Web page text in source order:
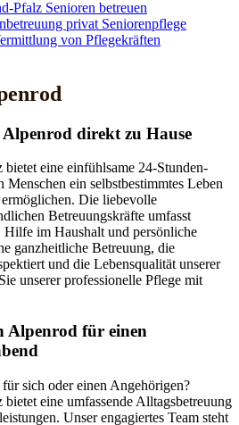
Pfalz Senioren betreuen
privat Seniorenpflege
von Pflegekräften
direkt zu Hause
bietet eine einfühlsame 24-Stunden-
Menschen ein selbstbestimmtes Leben
Die liebevolle
Betreuungskräfte umfasst
Hilfe im Haushalt und persönliche
ganzheitliche Betreuung, die
und die Lebensqualität unserer
unserer professionelle Pflege mit
Alpenrod für einen
sich oder einen Angehörigen?
eine umfassende Alltagsbetreuung
Unser engagiertes Team steht